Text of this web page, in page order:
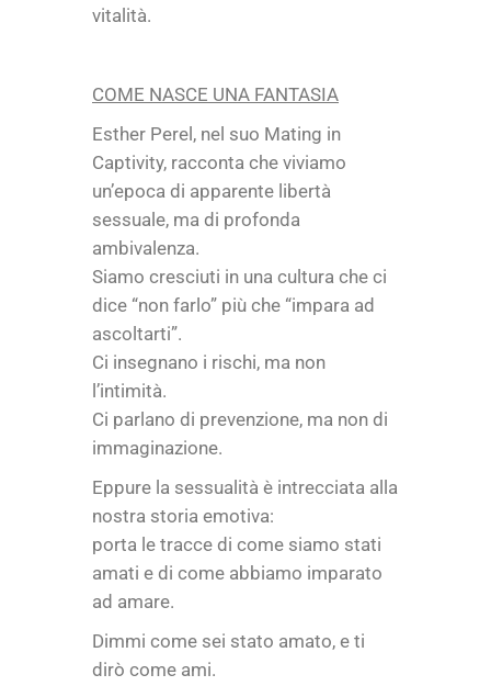
vitalità.
COME NASCE UNA FANTASIA
Esther Perel, nel suo Mating in
Captivity, racconta che viviamo
un’epoca di apparente libertà
sessuale, ma di profonda
ambivalenza.
Siamo cresciuti in una cultura che ci
dice “non farlo” più che “impara ad
ascoltarti”.
Ci insegnano i rischi, ma non
l’intimità.
Ci parlano di prevenzione, ma non di
immaginazione.
Eppure la sessualità è intrecciata alla
nostra storia emotiva:
porta le tracce di come siamo stati
amati e di come abbiamo imparato
ad amare.
Dimmi come sei stato amato, e ti
dirò come ami.